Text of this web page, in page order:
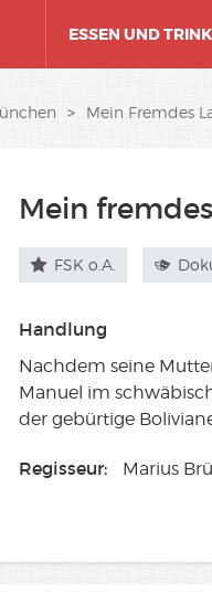
ESSEN UND
> Mein Fremdes
Mein
FSK o.A.
Handlung
Nachdem seine
Manuel im
der gebürtige
Regisseur: Marius